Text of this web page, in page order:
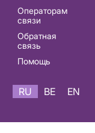
Операторам
связи
Обратная
связь
Помощь
RU BE EN